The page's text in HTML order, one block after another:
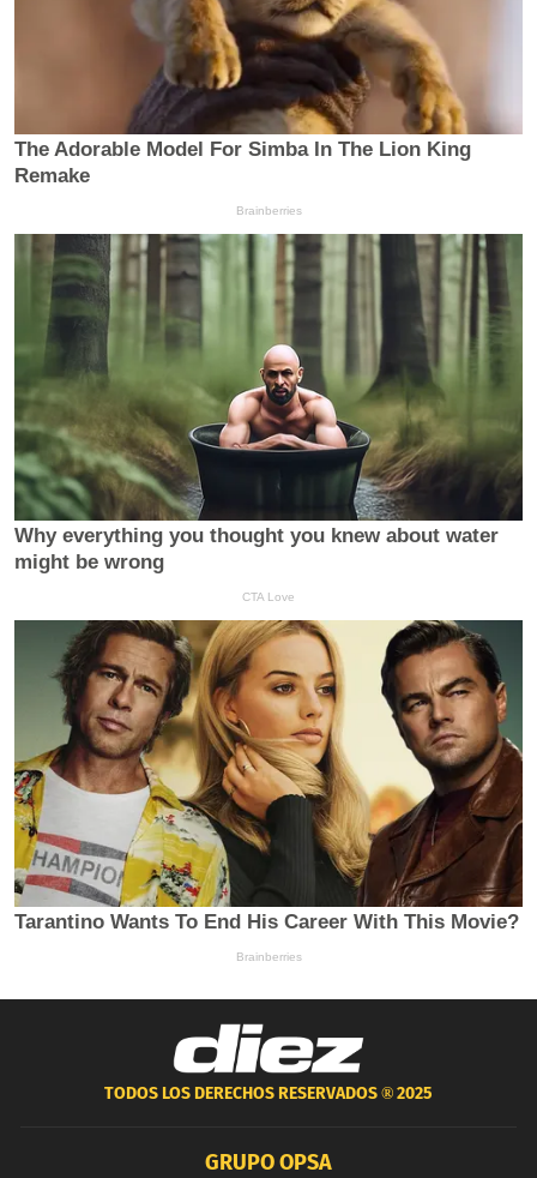
TODOS LOS DERECHOS RESERVADOS ®2025
GRUPO OPSA